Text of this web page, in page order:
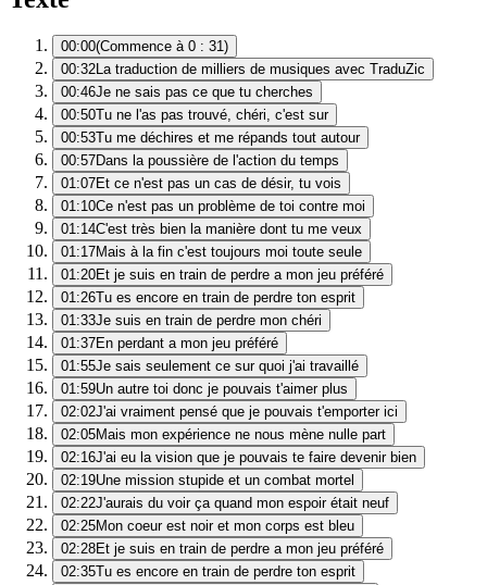
00:00(Commence à 0 : 31)
00:32La traduction de milliers de musiques avec TraduZic
00:46Je ne sais pas ce que tu cherches
00:50Tu ne l'as pas trouvé, chéri, c'est sur
00:53Tu me déchires et me répands tout autour
00:57Dans la poussière de l'action du temps
01:07Et ce n'est pas un cas de désir, tu vois
01:10Ce n'est pas un problème de toi contre moi
01:14C'est très bien la manière dont tu me veux
01:17Mais à la fin c'est toujours moi toute seule
01:20Et je suis en train de perdre a mon jeu préféré
01:26Tu es encore en train de perdre ton esprit
01:33Je suis en train de perdre mon chéri
01:37En perdant a mon jeu préféré
01:55Je sais seulement ce sur quoi j'ai travaillé
01:59Un autre toi donc je pouvais t'aimer plus
02:02J'ai vraiment pensé que je pouvais t'emporter ici
02:05Mais mon expérience ne nous mène nulle part
02:16J'ai eu la vision que je pouvais te faire devenir bien
02:19Une mission stupide et un combat mortel
02:22J'aurais du voir ça quand mon espoir était neuf
02:25Mon coeur est noir et mon corps est bleu
02:28Et je suis en train de perdre a mon jeu préféré
02:35Tu es encore en train de perdre ton esprit